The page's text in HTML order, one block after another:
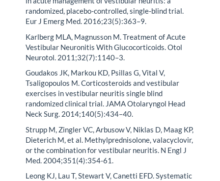
randomized, placebo-controlled, single-blind trial.
Eur J Emerg Med. 2016;23(5):363–9.
Karlberg MLA, Magnusson M. Treatment of Acute
Vestibular Neuronitis With Glucocorticoids. Otol
Neurotol. 2011;32(7):1140–3.
Goudakos JK, Markou KD, Psillas G, Vital V,
Tsaligopoulos M. Corticosteroids and vestibular
exercises in vestibular neuritis single blind
randomized clinical trial. JAMA Otolaryngol Head
Neck Surg. 2014;140(5):434–40.
Strupp M, Zingler VC, Arbusow V, Niklas D, Maag KP,
Dieterich M, et al. Methylprednisolone, valacyclovir,
or the combination for vestibular neuritis. N Engl J
Med. 2004;351(4):354-61.
Leong KJ, Lau T, Stewart V, Canetti EFD. Systematic